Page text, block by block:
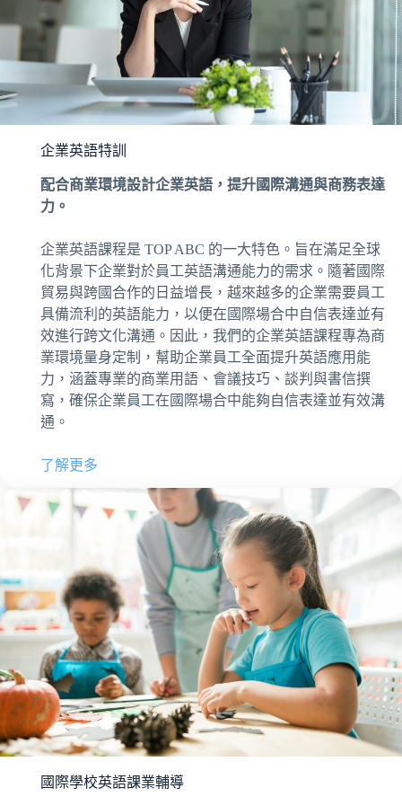
企業英語特訓
配合商業環境設計企業英語，提升國際溝通與商務表達
力。
企業英語課程是 TOP ABC 的一大特色。旨在滿足全球
化背景下企業對於員工英語溝通能力的需求。隨著國際
貿易與跨國合作的日益增長，越來越多的企業需要員工
具備流利的英語能力，以便在國際場合中自信表達並有
效進行跨文化溝通。因此，我們的企業英語課程專為商
業環境量身定制，幫助企業員工全面提升英語應用能
力，涵蓋專業的商業用語、會議技巧、談判與書信撰
寫，確保企業員工在國際場合中能夠自信表達並有效溝
通。
了解更多
國際學校英語課業輔導